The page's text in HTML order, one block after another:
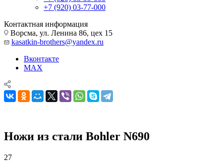
+7 (920) 03-77-000
Контактная информация
Ворсма, ул. Ленина 86, цех 15
kasatkin-brothers@yandex.ru
Вконтакте
MAX
Ножи из стали Bohler N690
27